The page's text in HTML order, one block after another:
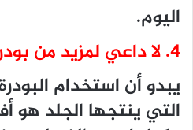
اليوم.
4. لا داعي لمزيد من بودرة
يبدو أن استخدام
التي ينتجها الجلد هو